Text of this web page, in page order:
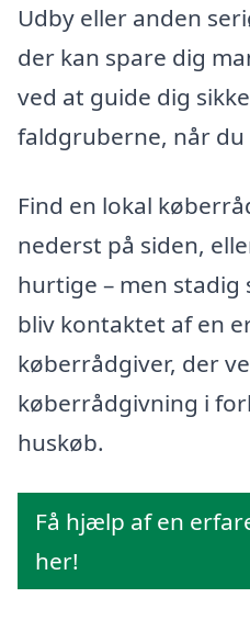
Udby eller anden
der kan spare dig
ved at guide dig
faldgruberne, når du
Find en lokal
nederst på siden,
hurtige – men stadig
bliv kontaktet af en
køberrådgiver, der
køberrådgivning i
huskøb.
Få hjælp af en
her!